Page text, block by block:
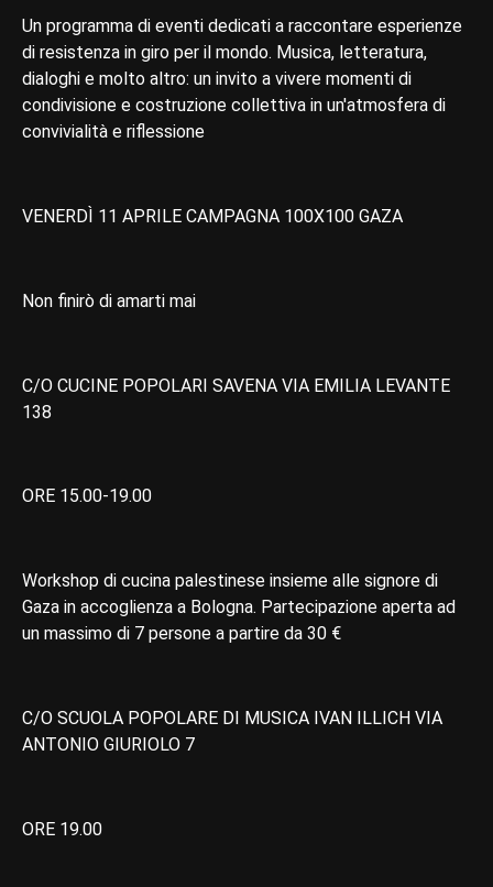
Un programma di eventi dedicati a raccontare esperienze
di resistenza in giro per il mondo. Musica, letteratura,
dialoghi e molto altro: un invito a vivere momenti di
condivisione e costruzione collettiva in un'atmosfera di
convivialità e riflessione
VENERDÌ 11 APRILE CAMPAGNA 100X100 GAZA
Non finirò di amarti mai
C/O CUCINE POPOLARI SAVENA VIA EMILIA LEVANTE
138
ORE 15.00-19.00
Workshop di cucina palestinese insieme alle signore di
Gaza in accoglienza a Bologna. Partecipazione aperta ad
un massimo di 7 persone a partire da 30 €
C/O SCUOLA POPOLARE DI MUSICA IVAN ILLICH VIA
ANTONIO GIURIOLO 7
ORE 19.00